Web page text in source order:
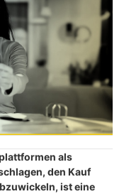
als
den Kauf
ist eine